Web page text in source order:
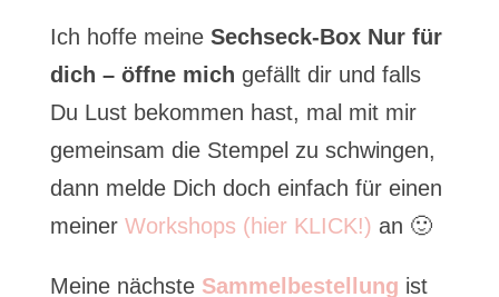
Ich hoffe meine Sechseck-Box Nur für
dich – öffne mich gefällt dir und falls
Du Lust bekommen hast, mal mit mir
gemeinsam die Stempel zu schwingen,
dann melde Dich doch einfach für einen
meiner Workshops (hier KLICK!) an 🙂
Meine nächste Sammelbestellung ist